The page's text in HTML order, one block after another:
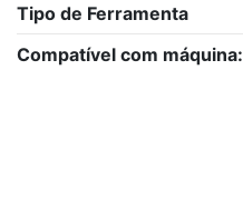
Tipo de Ferramenta
Compatível com máquina: